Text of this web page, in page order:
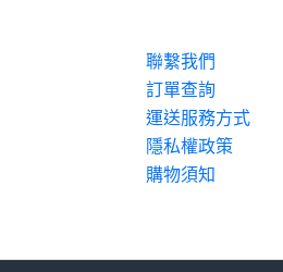
聯繫我們
訂單查詢
運送服務方式
隱私權政策
購物須知